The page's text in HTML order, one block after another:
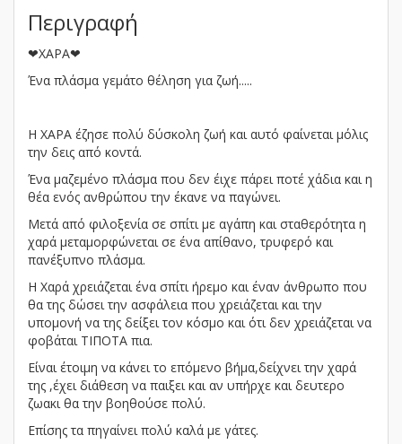
Περιγραφή
❤ΧΑΡΑ❤
Ένα πλάσμα γεμάτο θέληση για ζωή.....
Η ΧΑΡΑ έζησε πολύ δύσκολη ζωή και αυτό φαίνεται μόλις
την δεις από κοντά.
Ένα μαζεμένο πλάσμα που δεν έιχε πάρει ποτέ χάδια και η
θέα ενός ανθρώπου την έκανε να παγώνει.
Μετά από φιλοξενία σε σπίτι με αγάπη και σταθερότητα η
χαρά μεταμορφώνεται σε ένα απίθανο, τρυφερό και
πανέξυπνο πλάσμα.
Η Χαρά χρειάζεται ένα σπίτι ήρεμο και έναν άνθρωπο που
θα της δώσει την ασφάλεια που χρειάζεται και την
υπομονή να της δείξει τον κόσμο και ότι δεν χρειάζεται να
φοβάται ΤΙΠΟΤΑ πια.
Είναι έτοιμη να κάνει το επόμενο βήμα,δείχνει την χαρά
της ,έχει διάθεση να παιξει και αν υπήρχε και δευτερο
ζωακι θα την βοηθούσε πολύ.
Επίσης τα πηγαίνει πολύ καλά με γάτες.